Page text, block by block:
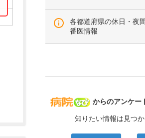
各都道府県の休日・夜
番医情報
病院なび
からのアンケー
知りたい情報は見つ